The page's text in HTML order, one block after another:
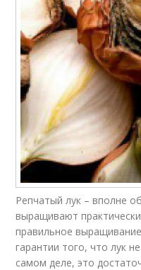
Репчатый лук – вполне
выращивают
правильное
гарантии того, что лук
самом деле, это